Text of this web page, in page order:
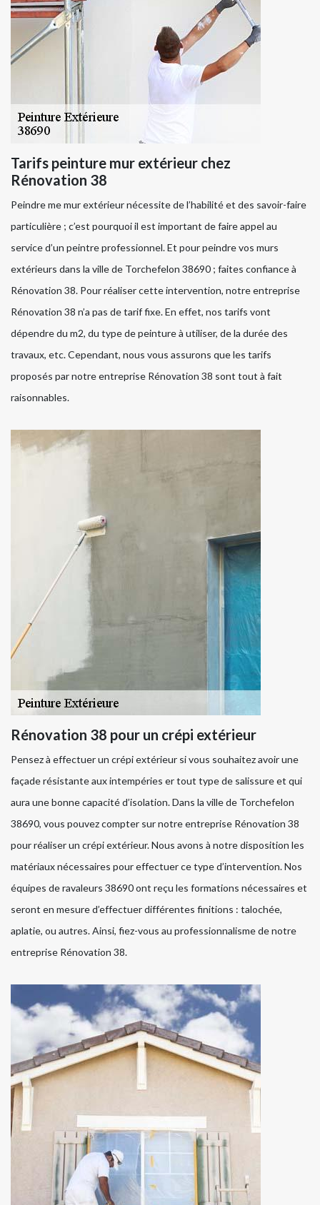
Tarifs peinture mur extérieur chez
Rénovation 38
Peindre me mur extérieur nécessite de l’habilité et des savoir-faire
particulière ; c’est pourquoi il est important de faire appel au
service d’un peintre professionnel. Et pour peindre vos murs
extérieurs dans la ville de Torchefelon 38690 ; faites confiance à
Rénovation 38. Pour réaliser cette intervention, notre entreprise
Rénovation 38 n’a pas de tarif fixe. En effet, nos tarifs vont
dépendre du m2, du type de peinture à utiliser, de la durée des
travaux, etc. Cependant, nous vous assurons que les tarifs
proposés par notre entreprise Rénovation 38 sont tout à fait
raisonnables.
Rénovation 38 pour un crépi extérieur
Pensez à effectuer un crépi extérieur si vous souhaitez avoir une
façade résistante aux intempéries er tout type de salissure et qui
aura une bonne capacité d’isolation. Dans la ville de Torchefelon
38690, vous pouvez compter sur notre entreprise Rénovation 38
pour réaliser un crépi extérieur. Nous avons à notre disposition les
matériaux nécessaires pour effectuer ce type d’intervention. Nos
équipes de ravaleurs 38690 ont reçu les formations nécessaires et
seront en mesure d’effectuer différentes finitions : talochée,
aplatie, ou autres. Ainsi, fiez-vous au professionnalisme de notre
entreprise Rénovation 38.